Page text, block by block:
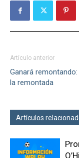
Artículo anterior
Ganará
la remontada
Artículos